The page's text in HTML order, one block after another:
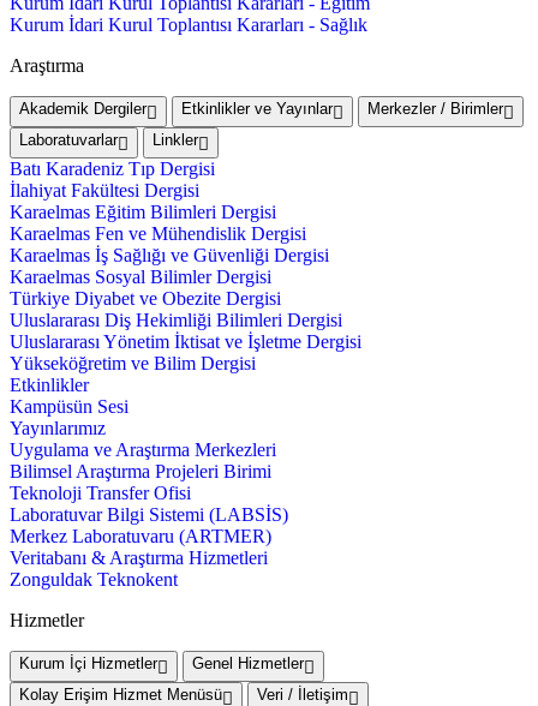
Kurum İdari Kurul Toplantısı Kararları - Sağlık
Araştırma
Akademik Dergiler Etkinlikler ve Yayınlar
Merkezler / Birimler
Laboratuvarlar
Linkler
Batı Karadeniz Tıp Dergisi
İlahiyat Fakültesi Dergisi
Karaelmas Eğitim Bilimleri Dergisi
Karaelmas Fen ve Mühendislik Dergisi
Karaelmas İş Sağlığı ve Güvenliği Dergisi
Karaelmas Sosyal Bilimler Dergisi
Türkiye Diyabet ve Obezite Dergisi
Uluslararası Diş Hekimliği Bilimleri Dergisi
Uluslararası Yönetim İktisat ve İşletme Dergisi
Yükseköğretim ve Bilim Dergisi
Etkinlikler
Kampüsün Sesi
Yayınlarımız
Uygulama ve Araştırma Merkezleri
Bilimsel Araştırma Projeleri Birimi
Teknoloji Transfer Ofisi
Laboratuvar Bilgi Sistemi (LABSİS)
Merkez Laboratuvaru (ARTMER)
Veritabanı & Araştırma Hizmetleri
Zonguldak Teknokent
Hizmetler
Kurum İçi Hizmetler
Genel Hizmetler
Kolay Erişim Hizmet Menüsü
Veri / İletişim